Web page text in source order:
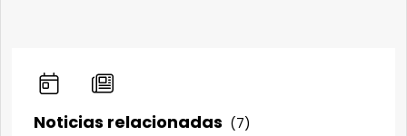
Noticias relacionadas (7)